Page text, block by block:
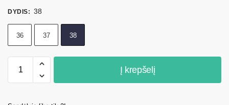
DYDIS: 38
36 37 38
Į krepšelį